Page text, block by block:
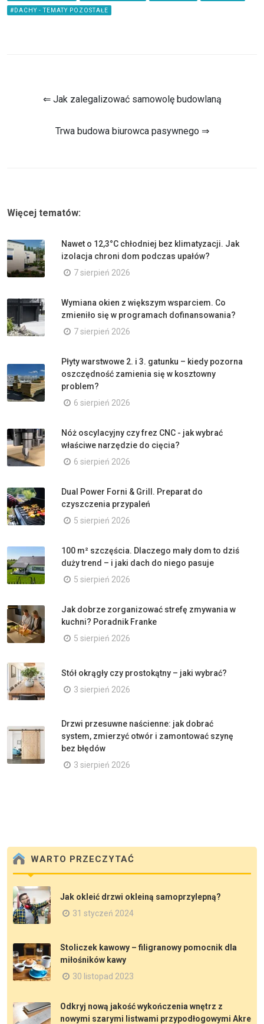
#DACHY - TEMATY POZOSTAŁE
⇐ Jak zalegalizować samowolę budowlaną
Trwa budowa biurowca pasywnego ⇒
Więcej tematów:
Nawet o 12,3°C chłodniej bez klimatyzacji. Jak
izolacja chroni dom podczas upałów?
7 sierpień 2026
Wymiana okien z większym wsparciem. Co
zmieniło się w programach dofinansowania?
7 sierpień 2026
Płyty warstwowe 2. i 3. gatunku – kiedy pozorna
oszczędność zamienia się w kosztowny
problem?
6 sierpień 2026
Nóż oscylacyjny czy frez CNC - jak wybrać
właściwe narzędzie do cięcia?
6 sierpień 2026
Dual Power Forni & Grill. Preparat do
czyszczenia przypaleń
5 sierpień 2026
100 m² szczęścia. Dlaczego mały dom to dziś
duży trend – i jaki dach do niego pasuje
5 sierpień 2026
Jak dobrze zorganizować strefę zmywania w
kuchni? Poradnik Franke
5 sierpień 2026
Stół okrągły czy prostokątny – jaki wybrać?
3 sierpień 2026
Drzwi przesuwne naścienne: jak dobrać
system, zmierzyć otwór i zamontować szynę
bez błędów
3 sierpień 2026
WARTO PRZECZYTAĆ
Jak okleić drzwi okleiną samoprzylepną?
31 styczeń 2024
Stoliczek kawowy – filigranowy pomocnik dla
miłośników kawy
30 listopad 2023
Odkryj nową jakość wykończenia wnętrz z
nowymi szarymi listwami przypodłogowymi Akre